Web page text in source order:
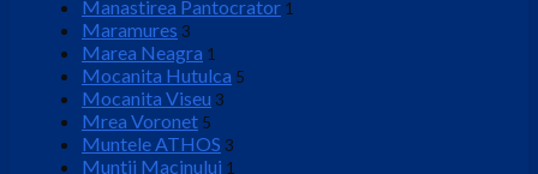
Manastirea Pantocrator 1
Maramures 3
Marea Neagra 1
Mocanita Hutulca 5
Mocanita Viseu 3
Mrea Voronet 5
Muntele ATHOS 3
Muntii Macinului 1